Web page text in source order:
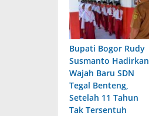
Bupati Bogor Rudy
Susmanto Hadirkan
Wajah Baru SDN
Tegal Benteng,
Setelah 11 Tahun
Tak Tersentuh